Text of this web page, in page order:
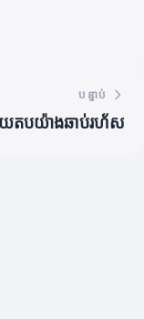
បន្ទាប់
ើយតបយ៉ាងឆាប់រហ័ស